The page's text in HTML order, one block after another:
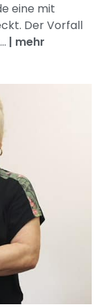
eine mit
Der Vorfall
| mehr